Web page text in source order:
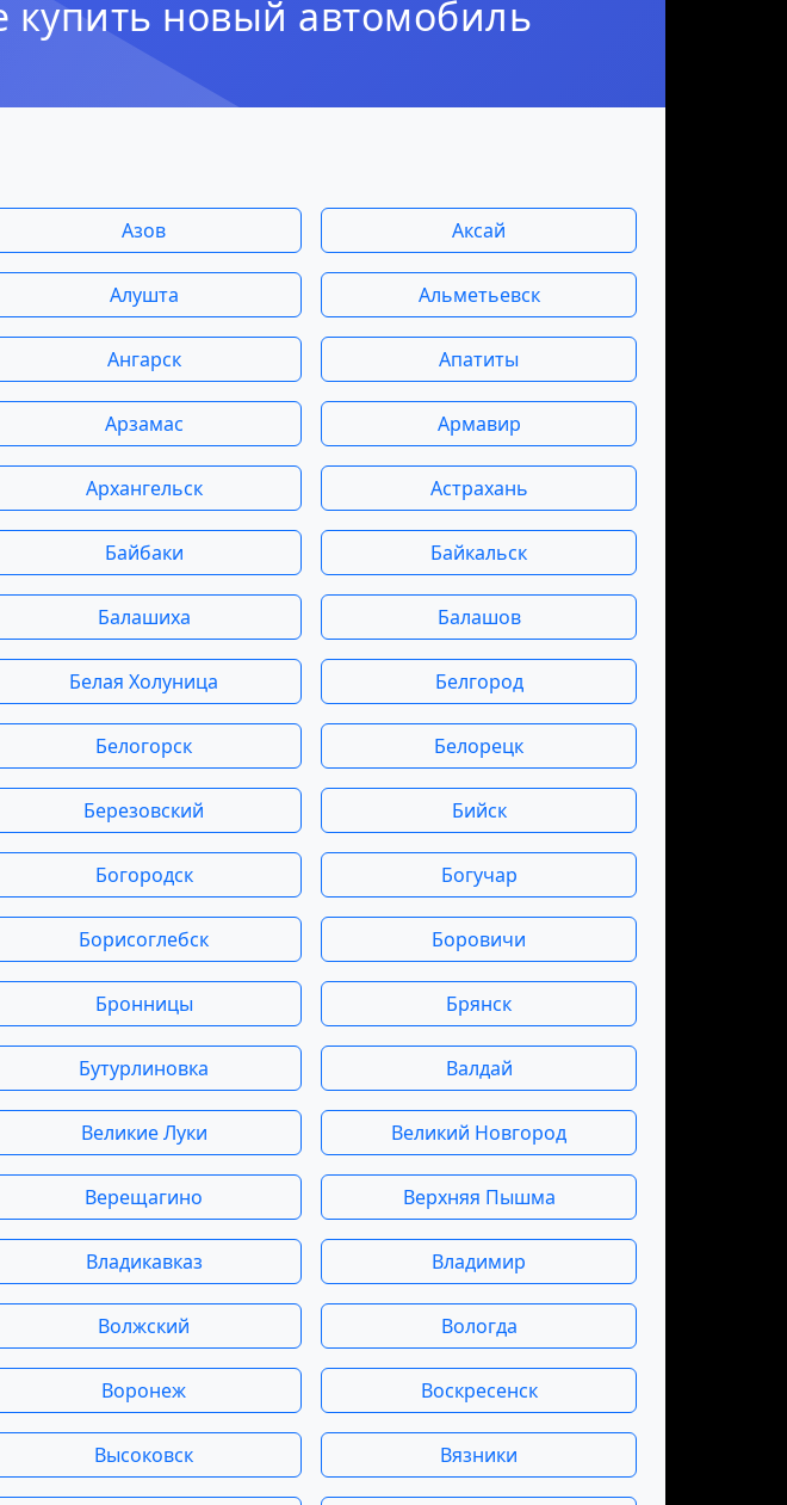
купить новый автомобиль
Азов Аксай
Алушта Альметьевск
Ангарск Апатиты
Арзамас Армавир
Архангельск Астрахань
Байбаки Байкальск
Балашиха Балашов
Белая Холуница Белгород
Белогорск Белорецк
Березовский Бийск
Богородск Богучар
Борисоглебск Боровичи
Бронницы Брянск
Бутурлиновка Валдай
Великие Луки Великий Новгород
Верещагино Верхняя Пышма
Владикавказ Владимир
Волжский Вологда
Воронеж Воскресенск
Высоковск Вязники